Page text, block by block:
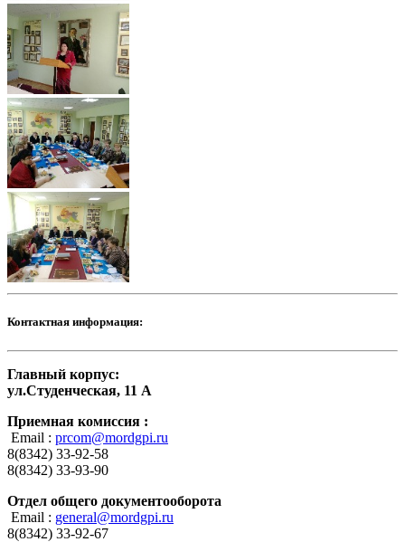
Контактная информация:
Главный корпус:
ул.Студенческая, 11 А
Приемная комиссия :
Email : prcom@mordgpi.ru
8(8342) 33-92-58
8(8342) 33-93-90
Отдел общего документооборота
Email : general@mordgpi.ru
8(8342) 33-92-67